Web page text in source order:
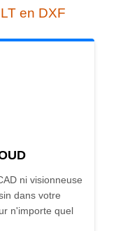
en DXF
ni visionneuse
dans votre
n'importe quel